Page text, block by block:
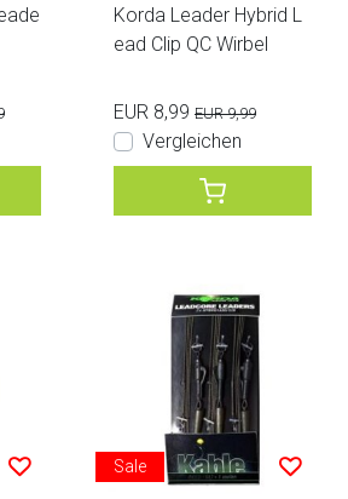
Korda Leader Hybrid L
ead Clip QC Wirbel
EUR 8,99 EUR 9,99
Vergleichen
Sale